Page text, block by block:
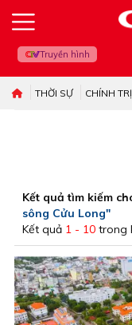
Truyền hình
THỜI SỰ CHÍNH TRỊ
Kết quả tìm kiếm
sông Cửu Long"
Kết quả 1 - 10 trong